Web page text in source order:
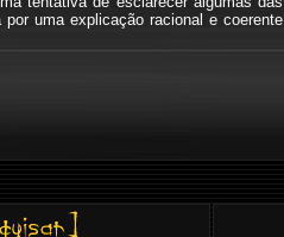
uma explicação racional e coerente